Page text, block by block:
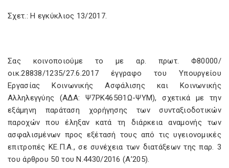
Σχετ.: Η εγκύκλιος 13/2017.
Σας κοινοποιούμε το με αρ. πρωτ. Φ80000/
οικ.28838/1235/27.6.2017 έγγραφο του Υπουργείου
Εργασίας Κοινωνικής Ασφάλισης και Κοινωνικής
Αλληλεγγύης (ΑΔΑ: Ψ7ΡΚ465Θ1Ω-ΨΥΜ), σχετικά με την
εξάμηνη παράταση χορήγησης των συνταξιοδοτικών
παροχών που έληξαν κατά τη διάρκεια αναμονής των
ασφαλισμένων προς εξέτασή τους από τις υγειονομικές
επιτροπές ΚΕ.Π.Α., σε συνέχεια των διατάξεων της παρ. 3
του άρθρου 50 του Ν.4430/2016 (Α’205).